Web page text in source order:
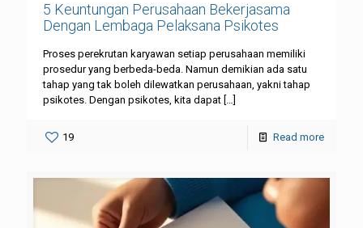
5 Keuntungan Perusahaan Bekerjasama
Dengan Lembaga Pelaksana Psikotes
Proses perekrutan karyawan setiap perusahaan memiliki
prosedur yang berbeda-beda. Namun demikian ada satu
tahap yang tak boleh dilewatkan perusahaan, yakni tahap
psikotes. Dengan psikotes, kita dapat […]
19 Read more